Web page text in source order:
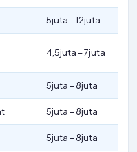
5juta – 12juta
4,5juta – 7juta
5juta – 8juta
5juta – 8juta
5juta – 8juta